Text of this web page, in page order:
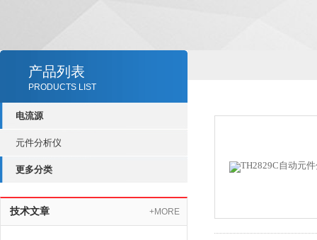
产品列表
PRODUCTS LIST
电流源
元件分析仪
更多分类
技术文章 +MORE